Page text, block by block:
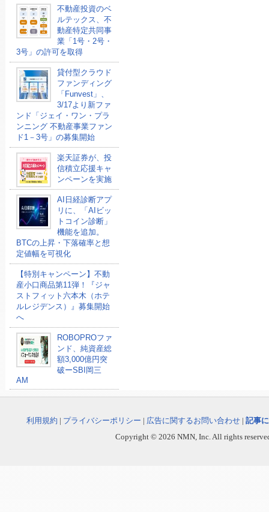
不動産投資のベ
ルテックス、不
動産特定共同事
業「1号・2号・
3号」の許可を取得
貸付型クラウド
ファンディング
「Funvest」、
3/17より新ファ
ンド「ジェイ・ワン・プラ
ンニング 不動産事業ファン
ド1－3号」の募集開始
楽天証券が、投
信積立応援キャ
ンペーンを実施
AI日経診断アプ
リに、「AIビッ
トコイン診断」
機能を追加。
BTCの上昇・下落確率と想
定値幅を可視化
【特別キャンペーン】不動
産小口商品第11弾！『ジャ
ストフィット六本木（ホテ
ルレジデンス）』募集開始
へ
ROBOPROファ
ンド、純資産総
額3,000億円突
破ーSBI岡三
AM
利用規約 | プライバシーポリシー | 広告に関するお問い合わせ | 記事
Copyright © 2026 NMN, Inc. All rights